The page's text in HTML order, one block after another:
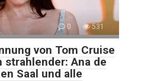
0 531
von Tom Cruise
strahlender: Ana de
Saal und alle